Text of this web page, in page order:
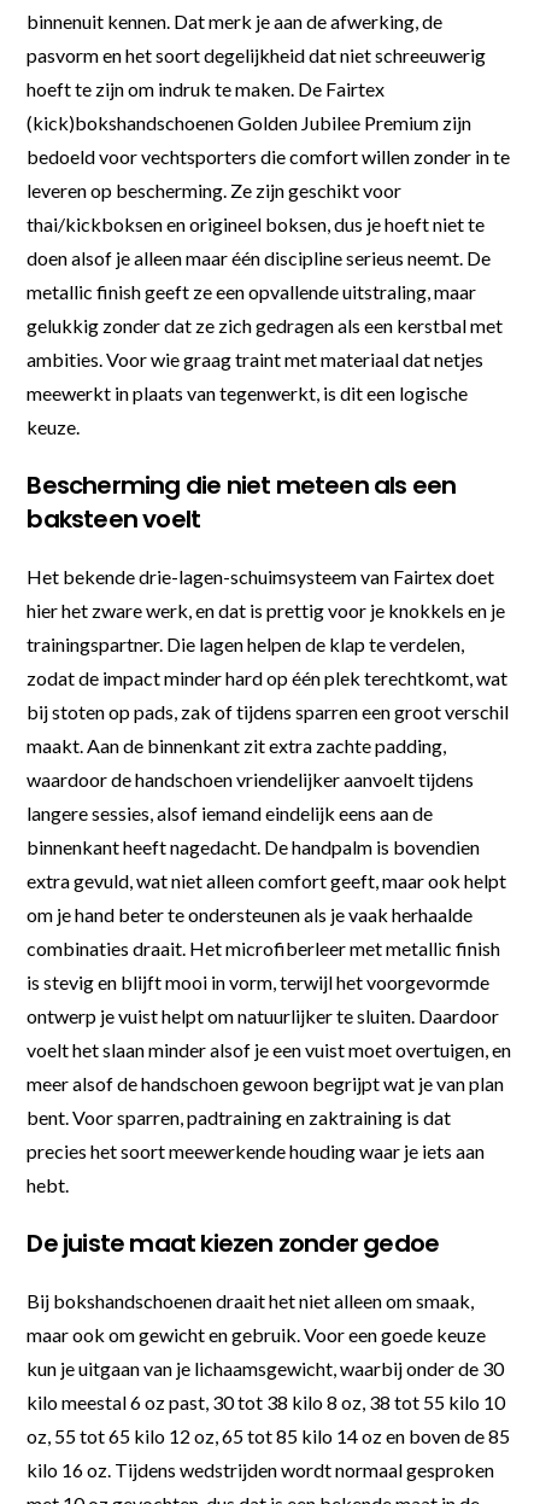
binnenuit kennen. Dat merk je aan de afwerking, de
pasvorm en het soort degelijkheid dat niet schreeuwerig
hoeft te zijn om indruk te maken. De Fairtex
(kick)bokshandschoenen Golden Jubilee Premium zijn
bedoeld voor vechtsporters die comfort willen zonder in te
leveren op bescherming. Ze zijn geschikt voor
thai/kickboksen en origineel boksen, dus je hoeft niet te
doen alsof je alleen maar één discipline serieus neemt. De
metallic finish geeft ze een opvallende uitstraling, maar
gelukkig zonder dat ze zich gedragen als een kerstbal met
ambities. Voor wie graag traint met materiaal dat netjes
meewerkt in plaats van tegenwerkt, is dit een logische
keuze.
Bescherming die niet meteen als een
baksteen voelt
Het bekende drie-lagen-schuimsysteem van Fairtex doet
hier het zware werk, en dat is prettig voor je knokkels en je
trainingspartner. Die lagen helpen de klap te verdelen,
zodat de impact minder hard op één plek terechtkomt, wat
bij stoten op pads, zak of tijdens sparren een groot verschil
maakt. Aan de binnenkant zit extra zachte padding,
waardoor de handschoen vriendelijker aanvoelt tijdens
langere sessies, alsof iemand eindelijk eens aan de
binnenkant heeft nagedacht. De handpalm is bovendien
extra gevuld, wat niet alleen comfort geeft, maar ook helpt
om je hand beter te ondersteunen als je vaak herhaalde
combinaties draait. Het microfiberleer met metallic finish
is stevig en blijft mooi in vorm, terwijl het voorgevormde
ontwerp je vuist helpt om natuurlijker te sluiten. Daardoor
voelt het slaan minder alsof je een vuist moet overtuigen, en
meer alsof de handschoen gewoon begrijpt wat je van plan
bent. Voor sparren, padtraining en zaktraining is dat
precies het soort meewerkende houding waar je iets aan
hebt.
De juiste maat kiezen zonder gedoe
Bij bokshandschoenen draait het niet alleen om smaak,
maar ook om gewicht en gebruik. Voor een goede keuze
kun je uitgaan van je lichaamsgewicht, waarbij onder de 30
kilo meestal 6 oz past, 30 tot 38 kilo 8 oz, 38 tot 55 kilo 10
oz, 55 tot 65 kilo 12 oz, 65 tot 85 kilo 14 oz en boven de 85
kilo 16 oz. Tijdens wedstrijden wordt normaal gesproken